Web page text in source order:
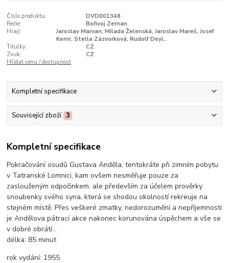
Číslo produktu:
DVD001348
Režie:
Bořivoj Zeman
Hrají:
Jaroslav Marvan, Milada Želenská, Jaroslav Mareš, Josef
Kemr, Stella Zázvorková, Rudolf Deyl..
Titulky:
CZ
Zvuk:
CZ
Hlídat cenu / dostupnost
Kompletní specifikace
Související zboží 3
Kompletní specifikace
Pokračování osudů Gustava Anděla, tentokráte při zimním pobytu
v Tatranské Lomnici, kam ovšem nesměřuje pouze za
zaslouženým odpočinkem, ale především za účelem prověrky
snoubenky svého syna, která se shodou okolností rekreuje na
stejném místě. Přes veškeré zmatky, nedorozumění a nepříjemnosti
je Andělova pátrací akce nakonec korunována úspěchem a vše se
v dobré obrátí...
délka: 85 minut
rok vydání: 1955